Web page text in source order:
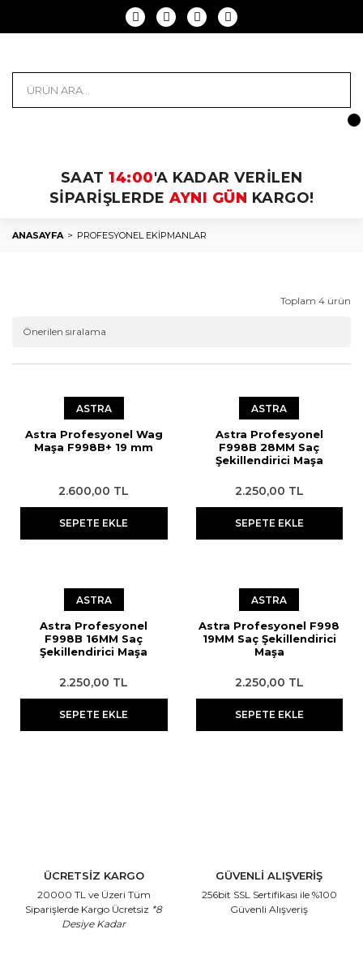
SAAT 14:00'A KADAR VERİLEN
SİPARİŞLERDE AYNI GÜN KARGO!
ANASAYFA PROFESYONEL EKİPMANLAR
Toplam 4 ürün
ASTRA
Astra Profesyonel Wag
Maşa F998B+ 19 mm
2.600,00 TL
SEPETE EKLE
ASTRA
Astra Profesyonel
F998B 28MM Saç
Şekillendirici Maşa
2.250,00 TL
SEPETE EKLE
ASTRA
Astra Profesyonel
F998B 16MM Saç
Şekillendirici Maşa
2.250,00 TL
SEPETE EKLE
ASTRA
Astra Profesyonel F998
19MM Saç Şekillendirici
Maşa
2.250,00 TL
SEPETE EKLE
ÜCRETSİZ KARGO
20000 TL ve Üzeri Tüm
Siparişlerde Kargo Ücretsiz *8
Desiye Kadar
GÜVENLİ ALIŞVERİŞ
256bit SSL Sertifikası ile %100
Güvenli Alışveriş